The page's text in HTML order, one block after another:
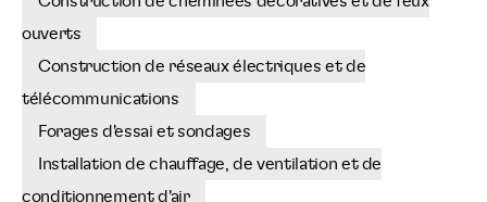
ouverts
Construction de réseaux électriques et de
télécommunications
Forages d'essai et sondages
Installation de chauffage, de ventilation et de
conditionnement d'air